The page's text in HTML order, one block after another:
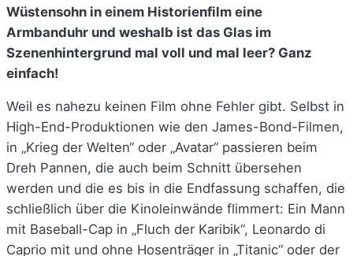
Wüstensohn in einem Historienfilm eine
Armbanduhr und weshalb ist das Glas im
Szenenhintergrund mal voll und mal leer? Ganz
einfach!
Weil es nahezu keinen Film ohne Fehler gibt. Selbst in
High-End-Produktionen wie den James-Bond-Filmen,
in „Krieg der Welten“ oder „Avatar“ passieren beim
Dreh Pannen, die auch beim Schnitt übersehen
werden und die es bis in die Endfassung schaffen, die
schließlich über die Kinoleinwände flimmert: Ein Mann
mit Baseball-Cap in „Fluch der Karibik“, Leonardo di
Caprio mit und ohne Hosenträger in „Titanic“ oder der